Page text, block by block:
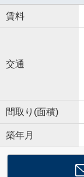
賃料
交通
間取り(面積)
築年月